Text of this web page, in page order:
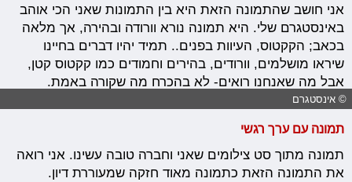
אני חושב שהתמונה הזאת היא בין התמונות שאני הכי אוהב
באינסטגרם שלי. היא תמונה נורא וורודה ובהירה, אך מלאה
בכאב; הקקטוס, העיוות בפנים.. תמיד יהיו דברים בחיינו
שיראו מושלמים, וורודים, בהירים וחמודים כמו קקטוס קטן,
אבל מה שאנחנו רואים- לא בהכרח מה שקורה באמת.
© אינסטגרם
תמונה עם ערך רגשי
תמונה מתוך סט צילומים שאני וחברה טובה עשינו. אני רואה
את התמונה הזאת כתמונה מאוד חזקה שמעוררת דיון.